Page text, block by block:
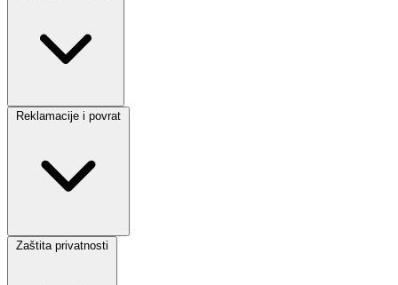
Reklamacije i povrat
Zaštita privatnosti